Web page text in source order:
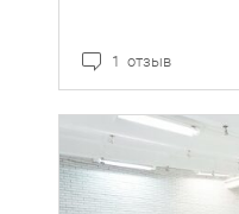
1 отзыв